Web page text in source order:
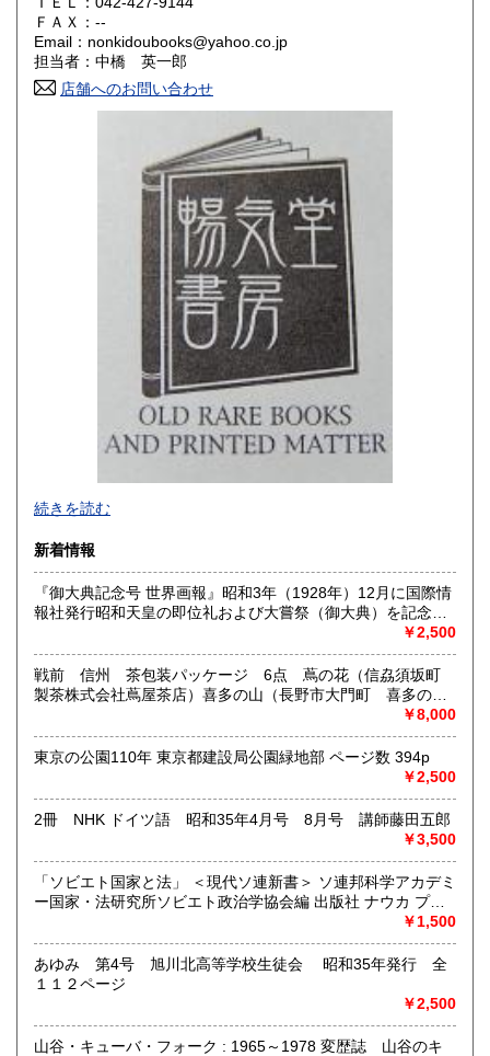
山口県 180円
香川県 180円 愛媛県
高知県
180円 長崎県
180円 大分県
180円 鹿児島県
180円
ＦＡＸ：--
Email：nonkidoubooks@yahoo.co.jp
担当者：中橋 英一郎
店舗へのお問い合わせ
最寄駅：花小金井
営業時間：10:00〜18:00
定休日：不定休
古本・骨董品の出張買取のお申込み・ご予約は、お電話・ま
たはメールにて承っております。 お気軽にお問合わせくださ
出張費は無料です。旧家、蔵のあるお宅、昭和40年以前の古
いお宅の買取は、遠方でも大歓迎です。
取り扱い分野
社会科学、美術工芸、古典籍、近代文献、外国書
続きを読む
新着情報
『御大典記念号 世界画報』昭和3年（1928年）12月に国際情
報社発行昭和天皇の即位礼および大嘗祭（御大典）を記念す
るグラフ雑誌の臨時増刊号です。当時の儀式の様子や関連行
事を写した貴重な写真や解説が多数収録されています。
￥2,500
戦前 信州 茶包装パッケージ 6点 蔦の花（信劦須坂町
製茶株式会社蔦屋茶店）喜多の山（長野市大門町 喜多の園
本店）西沢園（長野県中堅町 西澤園本舗）梅の花（信州須
坂市梅の園茶店）奈良此園（信州中野町 西澤茶舗）美泉瀧
（信州長野市新町 茶間屋美濃久商店）瀧の音（信濃吉田本
￥8,000
東京の公園110年 東京都建設局公園緑地部 ページ数 394p
￥2,500
2冊 NHK ドイツ語 昭和35年4月号 8月号 講師藤田五郎
￥3,500
「ソビエト国家と法」 ＜現代ソ連新書＞ ソ連邦科学アカデミ
ー国家・法研究所ソビエト政治学協会編 出版社 ナウカ プロ
￥1,500
あゆみ 第4号 旭川北高等学校生徒会 昭和35年発行 全
１１２ページ
￥2,500
山谷・キューバ・フォーク : 1965～1978 変歴誌 山谷のキ